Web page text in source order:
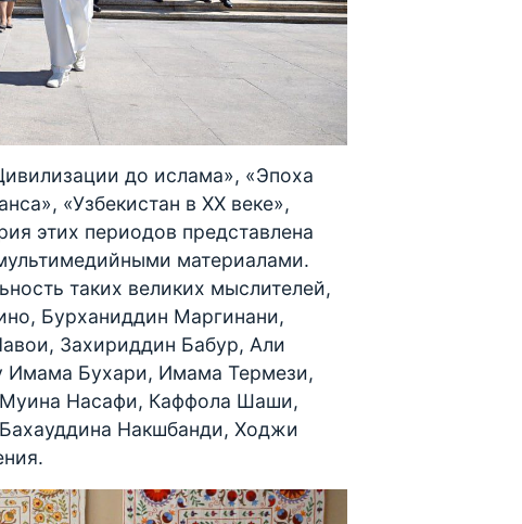
до ислама», «Эпоха
«Узбекистан в XX веке»,
этих периодов представлена
материалами.
таких великих мыслителей,
Бурханиддин Маргинани,
Захириддин Бабур, Али
Имама Бухари, Имама Термези,
Насафи, Каффола Шаши,
Накшбанди, Ходжи